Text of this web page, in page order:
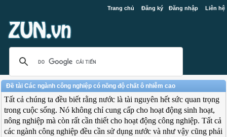
Trang chủ Đăng ký Đăng nhập Liên hệ
Đề tài Các ngành công nghiệp có nồng độ chất ô nhiễm cao
Tất cả chúng ta đều biết rằng nước là tài nguyên hết sức quan trọng
trong cuộc sống. Nó không chỉ cung cấp cho hoạt động sinh hoạt,
nông nghiệp mà còn rất cần thiết cho hoạt động công nghiệp. Tất cả
các ngành công nghiệp đều cần sử dụng nước và như vậy cũng phải